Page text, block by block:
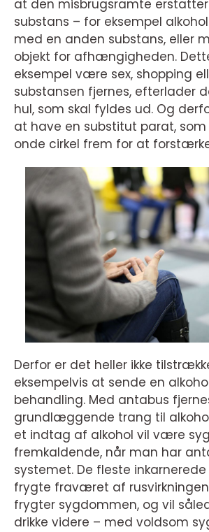
at den misbrugsramte
substans – for eksempel
med en anden substans, eller
objekt for afhængigheden.
eksempel være sex, shopping
substansen fjernes, efterlader
hul, som skal fyldes ud. Og
at have en substitut parat,
onde cirkel frem for at
Derfor er det heller ikke
eksempelvis at sende en
behandling. Med antabus
grundlæggende trang til
et indtag af alkohol vil være
fremkaldende, når man har
systemet. De fleste inkarnerede
frygte fraværet af
frygter sygdommen, og vil
drikke videre – med voldsom